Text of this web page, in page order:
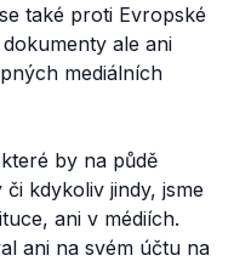
také proti Evropské
ale ani
mediálních
by na půdě
kdykoliv jindy, jsme
ani v médiích.
ani na svém účtu na